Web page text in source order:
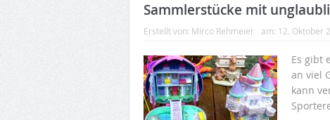
Sammlerstücke mit
Erstellt von: Mirco Rehmeier am: 12. Oktober
Es gibt
an viel
kann